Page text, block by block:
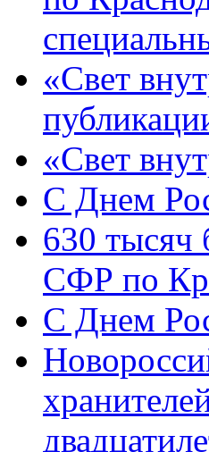
«Свет
«Свет
C Днем
630 тысяч
СФР по
C Днем